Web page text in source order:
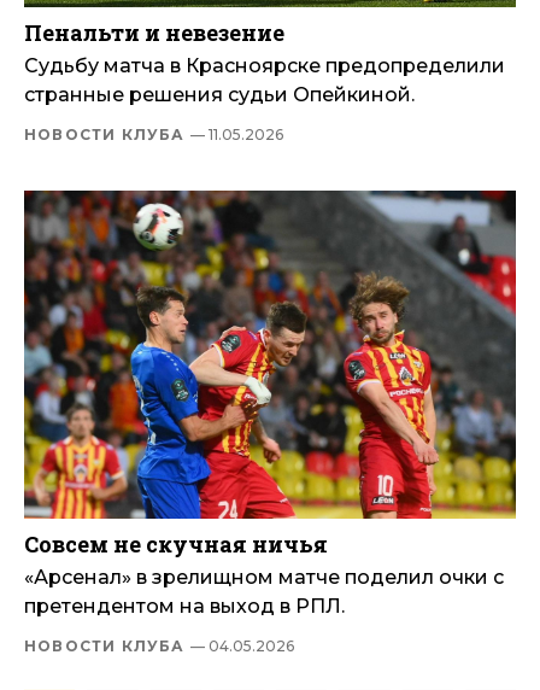
Пенальти и невезение
Судьбу матча в Красноярске предопределили
странные решения судьи Опейкиной.
НОВОСТИ КЛУБА — 11.05.2026
Совсем не скучная ничья
«Арсенал» в зрелищном матче поделил очки с
претендентом на выход в РПЛ.
НОВОСТИ КЛУБА — 04.05.2026